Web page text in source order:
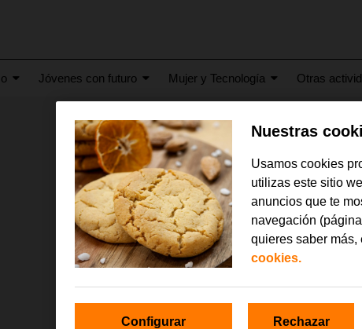
Jóvenes con futuro Mujer y Tecnología Otras
mayo 2026
1000005112
Nuestras
Usamos cookies
utilizas este sitio
anuncios que te
navegación
quieres saber más,
cookies.
Configurar Rechazar